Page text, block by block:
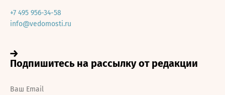
+7 495 956-34-58
info@vedomosti.ru